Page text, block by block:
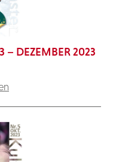
– DEZEMBER 2023